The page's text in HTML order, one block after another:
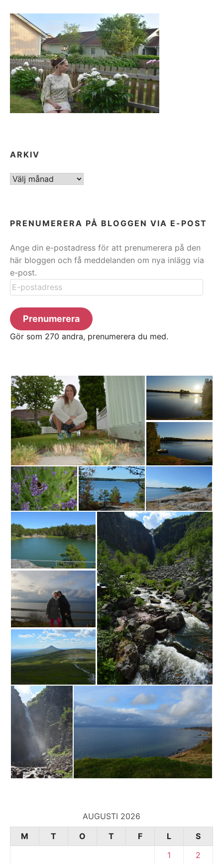
ARKIV
ARKIV
PRENUMERERA PÅ BLOGGEN VIA E-POST
Ange din e-postadress för att prenumerera på den
här bloggen och få meddelanden om nya inlägg via
e-post.
E-
postadress
Prenumerera
Gör som 270 andra, prenumerera du med.
AUGUSTI 2026
M
T O T F L
S
1
2